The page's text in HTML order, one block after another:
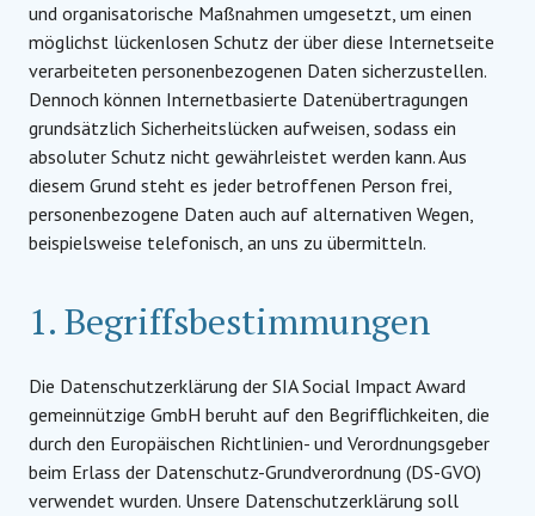
und organisatorische Maßnahmen umgesetzt, um einen
möglichst lückenlosen Schutz der über diese Internetseite
verarbeiteten personenbezogenen Daten sicherzustellen.
Dennoch können Internetbasierte Datenübertragungen
grundsätzlich Sicherheitslücken aufweisen, sodass ein
absoluter Schutz nicht gewährleistet werden kann. Aus
diesem Grund steht es jeder betroffenen Person frei,
personenbezogene Daten auch auf alternativen Wegen,
beispielsweise telefonisch, an uns zu übermitteln.
1. Begriffsbestimmungen
Die Datenschutzerklärung der SIA Social Impact Award
gemeinnützige GmbH beruht auf den Begrifflichkeiten, die
durch den Europäischen Richtlinien- und Verordnungsgeber
beim Erlass der Datenschutz-Grundverordnung (DS-GVO)
verwendet wurden. Unsere Datenschutzerklärung soll